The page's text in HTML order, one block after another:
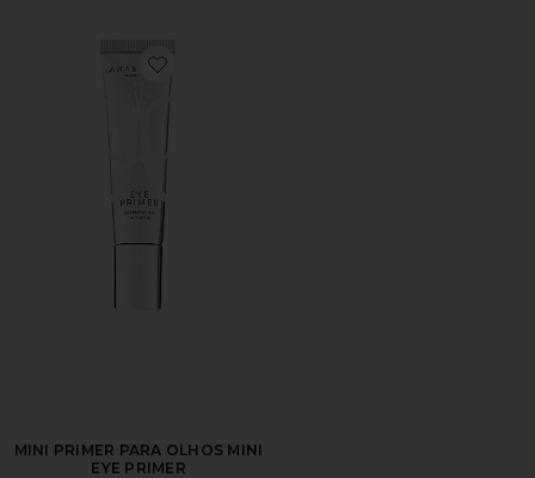
Favorite MINI PRIMER PARA OLHOS MINI EYE
MINI PRIMER PARA OLHOS MINI
EYE PRIMER